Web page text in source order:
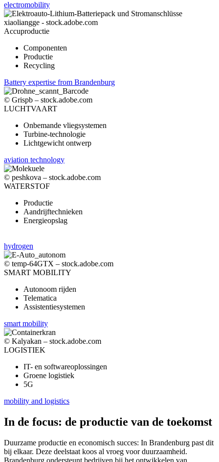
electromobility
xiaoliangge - stock.adobe.com
Accuproductie
Componenten
Productie
Recycling
Battery expertise from Brandenburg
© Grispb – stock.adobe.com
LUCHTVAART
Onbemande vliegsystemen
Turbine-technologie
Lichtgewicht ontwerp
aviation technology
© peshkova – stock.adobe.com
WATERSTOF
Productie
Aandrijftechnieken
Energieopslag
hydrogen
© temp-64GTX – stock.adobe.com
SMART MOBILITY
Autonoom rijden
Telematica
Assistentiesystemen
smart mobility
© Kalyakan – stock.adobe.com
LOGISTIEK
IT- en softwareoplossingen
Groene logistiek
5G
mobility and logistics
In de focus: de productie van de toekomst
Duurzame productie en economisch succes: In Brandenburg past dit
bij elkaar. Deze deelstaat koos al vroeg voor duurzaamheid.
Brandenburg ondersteunt bedrijven bij het ontwikkelen van